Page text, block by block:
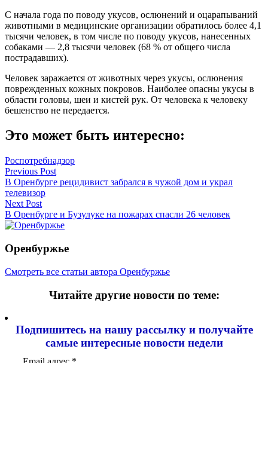
С начала года по поводу укусов, ослюнений и оцарапываний
животными в медицинские организации обратилось более 4,1
тысячи человек, в том числе по поводу укусов, нанесенных
собаками — 2,8 тысячи человек (68 % от общего числа
пострадавших).
Человек заражается от животных через укусы, ослюнения
поврежденных кожных покровов. Наиболее опасны укусы в
области головы, шеи и кистей рук. От человека к человеку
бешенство не передается.
Это может быть интересно:
Роспотребнадзор
Навигация
по
записям
Previous Post
В Оренбурге рецидивист забрался в чужой дом и украл
телевизор
Next Post
В Оренбурге и Бузулуке на пожарах спасли 26 человек
Оренбуржье
Смотреть все статьи автора Оренбуржье
Читайте другие новости по теме:
Подпишитесь на нашу рассылку и получайте
самые интересные новости недели
Email адрес *